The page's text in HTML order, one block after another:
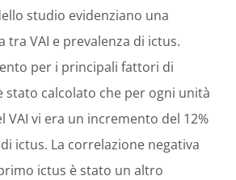
studio evidenziano una
tra VAI e prevalenza di ictus.
per i principali fattori di
stato calcolato che per ogni unità
VAI vi era un incremento del 12%
ictus. La correlazione negativa
ictus è stato un altro